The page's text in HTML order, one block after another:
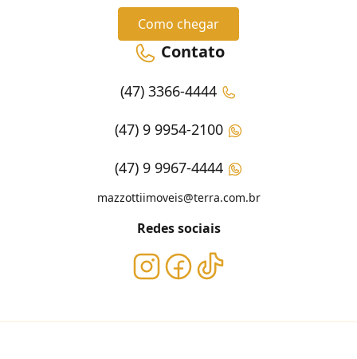
Como chegar
Contato
(47) 3366-4444
(47) 9 9954-2100
(47) 9 9967-4444
mazzottiimoveis@terra.com.br
Redes sociais